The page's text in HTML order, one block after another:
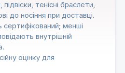
тенісні браслети,
до носіння при доставці.
сертифікований; менші
внутрішній
оцінку для